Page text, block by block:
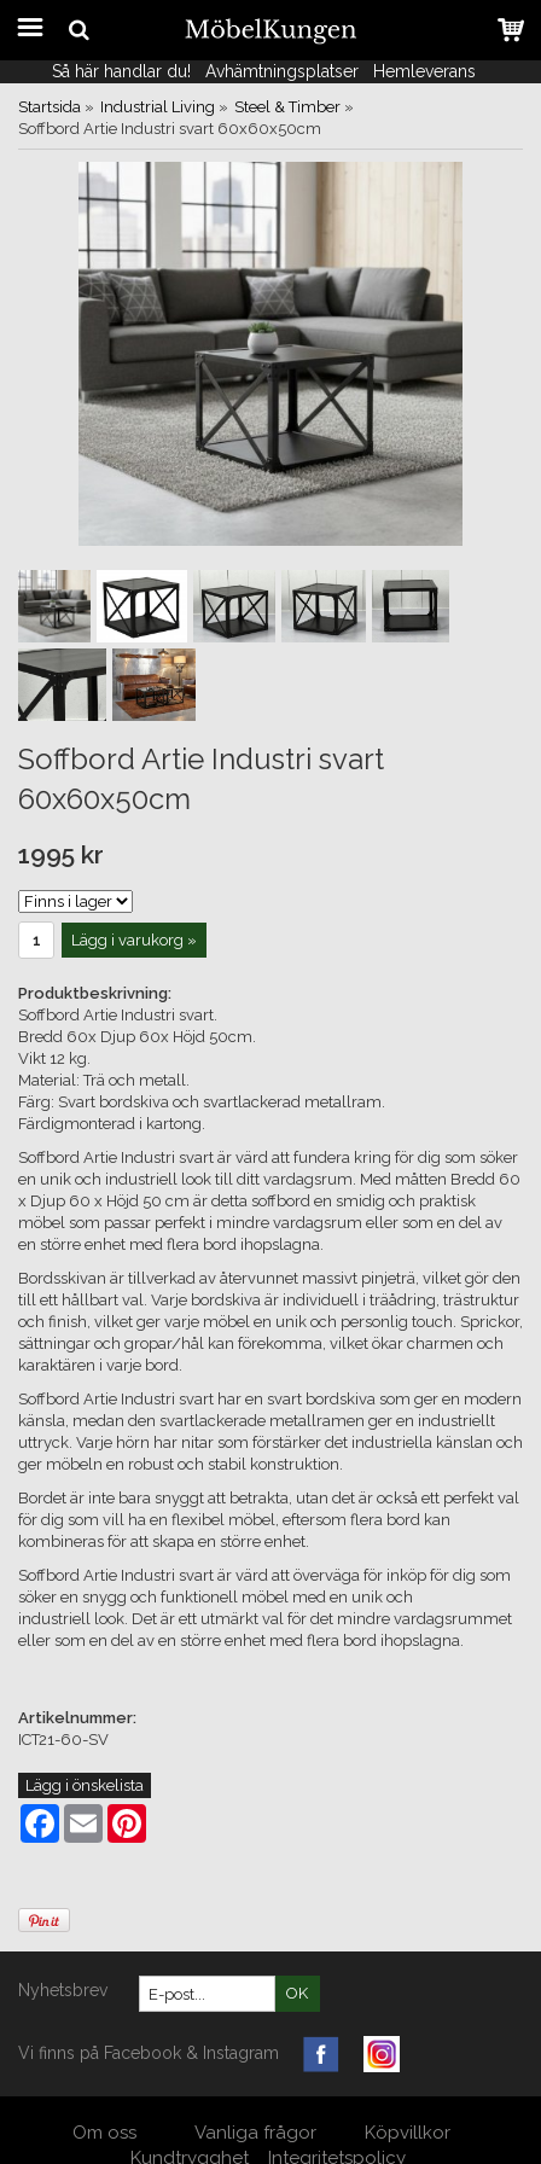
Så här handlar du! Avhämtningsplatser Hemleverans
Så här handlar du! Avhämtningsplatser Hemleverans
Startsida » Industrial Living » Steel & Timber »
Soffbord Artie Industri svart 60x60x50cm
Soffbord Artie Industri svart
60x60x50cm
1995 kr
Lägg i varukorg »
Produktbeskrivning:
Soffbord Artie Industri svart.
Bredd 60x Djup 60x Höjd 50cm.
Vikt 12 kg.
Material: Trä och metall.
Färg: Svart bordskiva och svartlackerad metallram.
Färdigmonterad i kartong.
Soffbord Artie Industri svart är värd att fundera kring för dig som söker
en unik och industriell look till ditt vardagsrum. Med måtten Bredd 60
x Djup 60 x Höjd 50 cm är detta soffbord en smidig och praktisk
möbel som passar perfekt i mindre vardagsrum eller som en del av
en större enhet med flera bord ihopslagna.
Bordsskivan är tillverkad av återvunnet massivt pinjeträ, vilket gör den
till ett hållbart val. Varje bordskiva är individuell i träådring, trästruktur
och finish, vilket ger varje möbel en unik och personlig touch. Sprickor,
sättningar och gropar/hål kan förekomma, vilket ökar charmen och
karaktären i varje bord.
Soffbord Artie Industri svart har en svart bordskiva som ger en modern
känsla, medan den svartlackerade metallramen ger en industriellt
uttryck. Varje hörn har nitar som förstärker det industriella känslan och
ger möbeln en robust och stabil konstruktion.
Bordet är inte bara snyggt att betrakta, utan det är också ett perfekt val
för dig som vill ha en flexibel möbel, eftersom flera bord kan
kombineras för att skapa en större enhet.
Soffbord Artie Industri svart är värd att överväga för inköp för dig som
söker en snygg och funktionell möbel med en unik och
industriell look. Det är ett utmärkt val för det mindre vardagsrummet
eller som en del av en större enhet med flera bord ihopslagna.
Artikelnummer:
ICT21-60-SV
Lägg i önskelista
Facebook
Email
Nyhetsbrev OK
Vi finns på Facebook & Instagram
Om oss Vanliga frågor
Köpvillkor
Kundtrygghet
Integritetspolicy